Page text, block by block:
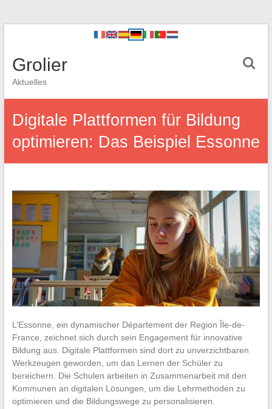
Grolier
Aktuelles
Digitale Plattformen für Bildung
optimieren: Das Beispiel Essonne
L’Essonne, ein dynamischer Département der Region Île-de-
France, zeichnet sich durch sein Engagement für innovative
Bildung aus. Digitale Plattformen sind dort zu unverzichtbaren
Werkzeugen geworden, um das Lernen der Schüler zu
bereichern. Die Schulen arbeiten in Zusammenarbeit mit den
Kommunen an digitalen Lösungen, um die Lehrmethoden zu
optimieren und die Bildungswege zu personalisieren.